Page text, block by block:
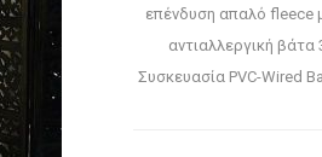
επένδυση απαλό fleece
αντιαλλεργική βάτα
Συσκευασία PVC-Wired